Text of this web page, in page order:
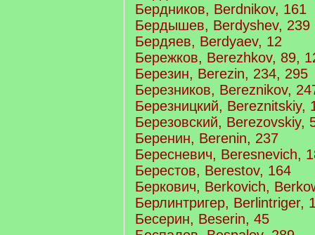
Бердников, Berdnikov, 161
Бердышев, Berdyshev, 239
Бердяев, Berdyaev, 12
Бережков, Berezhkov, 89,
Березин, Berezin, 234, 295
Березников, Bereznikov,
Березницкий, Bereznitskiy,
Березовский, Berezovskiy,
Беренин, Berenin, 237
Бересневич, Beresnevich,
Берестов, Berestov, 164
Беркович, Berkovich,
Берлинтригер, Berlintriger,
Бесерин, Beserin, 45